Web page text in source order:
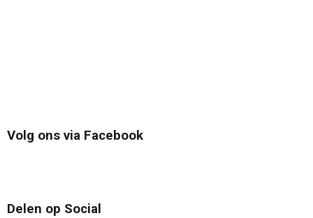
Volg ons via Facebook
Delen op Social